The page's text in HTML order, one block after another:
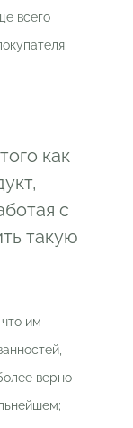
всего
как
с
такую
им
верно